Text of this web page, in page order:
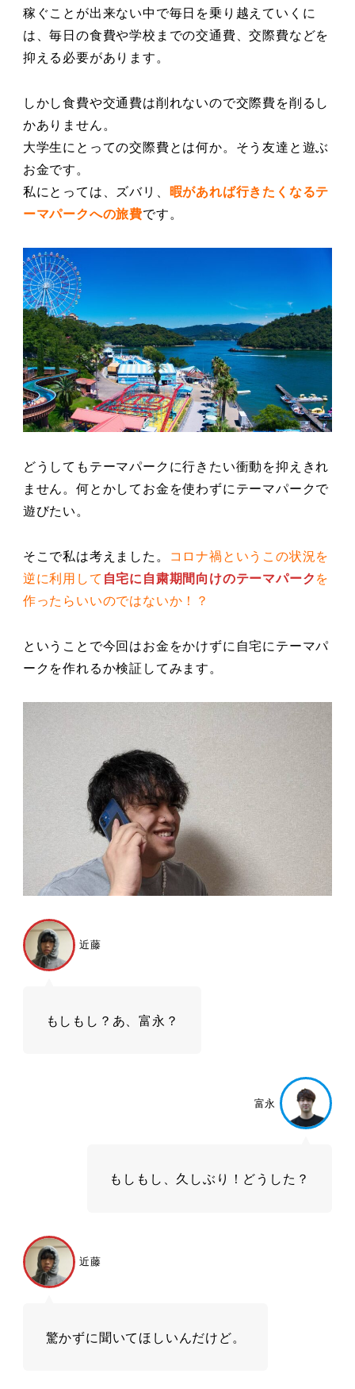
稼ぐことが出来ない中で毎日を乗り越えていくに
は、毎日の食費や学校までの交通費、交際費などを
抑える必要があります。
しかし食費や交通費は削れないので交際費を削るし
かありません。
大学生にとっての交際費とは何か。そう友達と遊ぶ
お金です。
私にとっては、ズバリ、 暇があれば行きたくなるテ
ーマパークへの旅費です。
どうしてもテーマパークに行きたい衝動を抑えきれ
ません。何とかしてお金を使わずにテーマパークで
遊びたい。
そこで私は考えました。
コロナ禍というこの状況を
逆に利用して 自宅に自粛期間向けのテーマパークを
作ったらいいのではないか！？
ということで今回はお金をかけずに自宅にテーマパ
ークを作れるか検証してみます。
近藤
もしもし？あ、富永？
富永
もしもし、久しぶり！どうした？
近藤
驚かずに聞いてほしいんだけど。